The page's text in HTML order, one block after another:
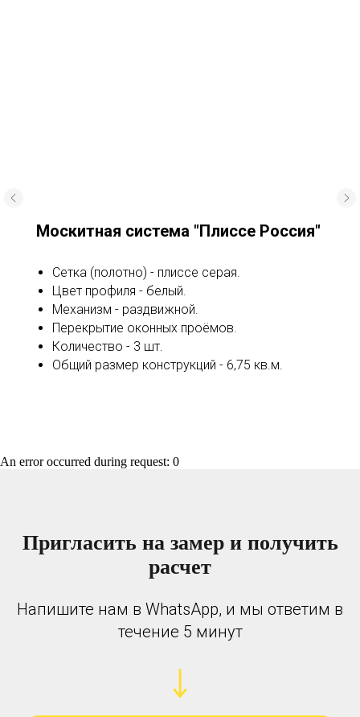
Москитная система "Плиссе Россия"
Сетка (полотно) - плиссе серая.
Цвет профиля - белый.
Механизм - раздвижной.
Перекрытие оконных проёмов.
Количество - 3 шт.
Общий размер конструкций - 6,75 кв.м.
An error occurred during request: 0
Пригласить на замер и получить
расчет
Напишите нам в WhatsApp, и мы ответим в
течение 5 минут